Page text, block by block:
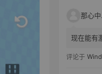
现在能有
评论于